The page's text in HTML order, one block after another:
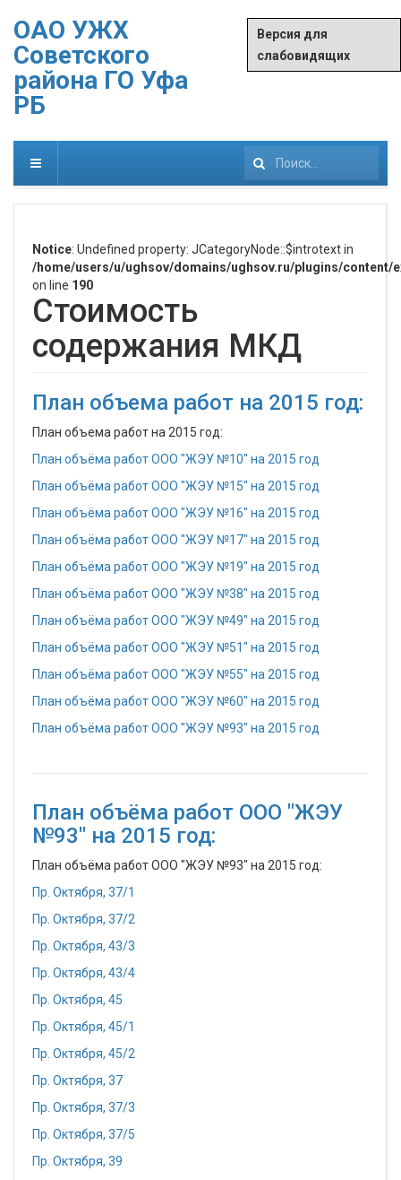
ОАО УЖХ
Советского
района ГО Уфа
РБ
Версия для
слабовидящих
Искать...
Notice: Undefined property: JCategoryNode::$introtext in
/home/users/u/ughsov/domains/ughsov.ru/plugins/content/
on line 190
Стоимость
содержания МКД
План объема работ на 2015 год:
План объема работ на 2015 год:
План объёма работ ООО "ЖЭУ №10" на 2015 год
План объёма работ ООО "ЖЭУ №15" на 2015 год
План объёма работ ООО "ЖЭУ №16" на 2015 год
План объёма работ ООО "ЖЭУ №17" на 2015 год
План объёма работ ООО "ЖЭУ №19" на 2015 год
План объёма работ ООО "ЖЭУ №38" на 2015 год
План объёма работ ООО "ЖЭУ №49" на 2015 год
План объёма работ ООО "ЖЭУ №51" на 2015 год
План объёма работ ООО "ЖЭУ №55" на 2015 год
План объёма работ ООО "ЖЭУ №60" на 2015 год
План объёма работ ООО "ЖЭУ №93" на 2015 год
План объёма работ ООО "ЖЭУ
№93" на 2015 год:
План объёма работ ООО "ЖЭУ №93" на 2015 год:
Пр. Октября, 37/1
Пр. Октября, 37/2
Пр. Октября, 43/3
Пр. Октября, 43/4
Пр. Октября, 45
Пр. Октября, 45/1
Пр. Октября, 45/2
Пр. Октября, 37
Пр. Октября, 37/3
Пр. Октября, 37/5
Пр. Октября, 39